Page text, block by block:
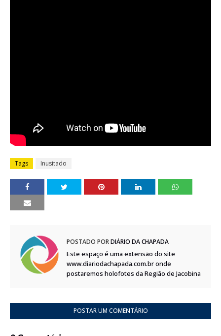
Tags Inusitado
POSTADO PORDIÁRIO DA CHAPADA
Este espaço é uma extensão do site
www.diariodachapada.com.br onde
postaremos holofotes da Região de Jacobina
POSTAR UM COMENTÁRIO